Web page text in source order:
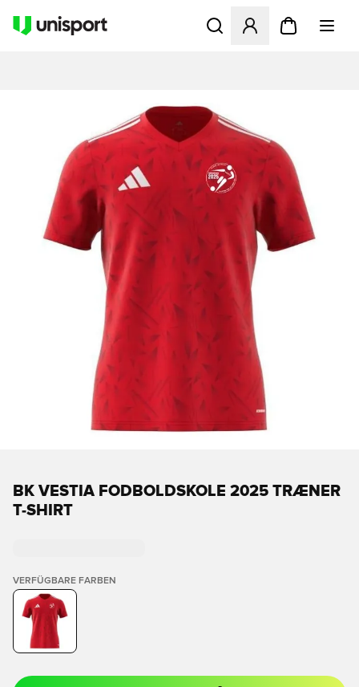
Öffnet ein neues Fenster
BK VESTIA FODBOLDSKOLE 2025 TRÆNER
T-SHIRT
VERFÜGBARE FARBEN